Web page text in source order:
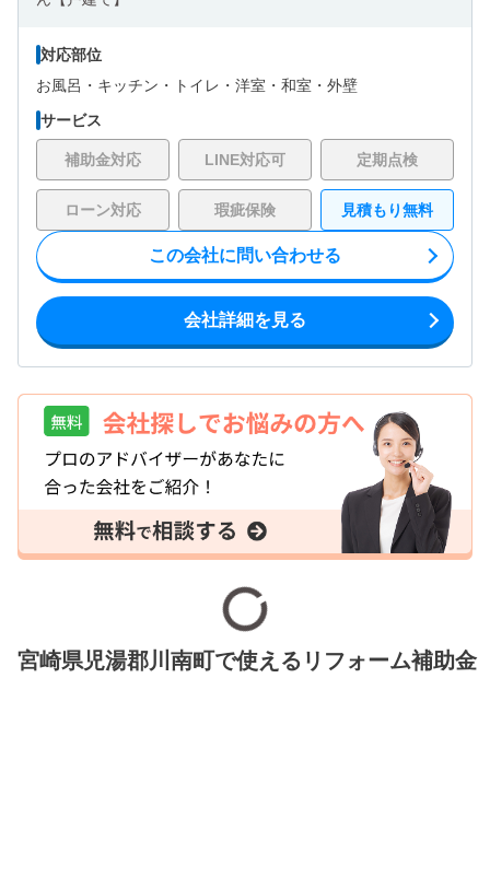
対応部位
お風呂・ キッチン・ トイレ・ 洋室・ 和室・ 外壁
サービス
補助金対応 LINE対応可 定期点検
ローン対応 瑕疵保険 見積もり無料
この会社に問い合わせる
会社詳細を見る
宮崎県児湯郡川南町で使えるリフォーム補助金